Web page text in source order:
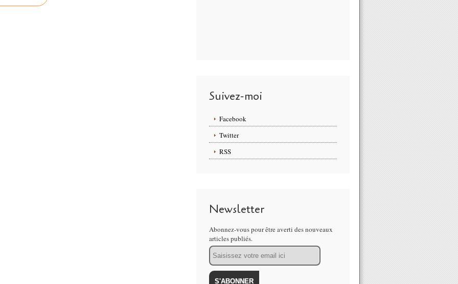
Suivez-moi
Facebook
Twitter
RSS
Newsletter
Abonnez-vous pour être averti des nouveaux
articles publiés.
Email